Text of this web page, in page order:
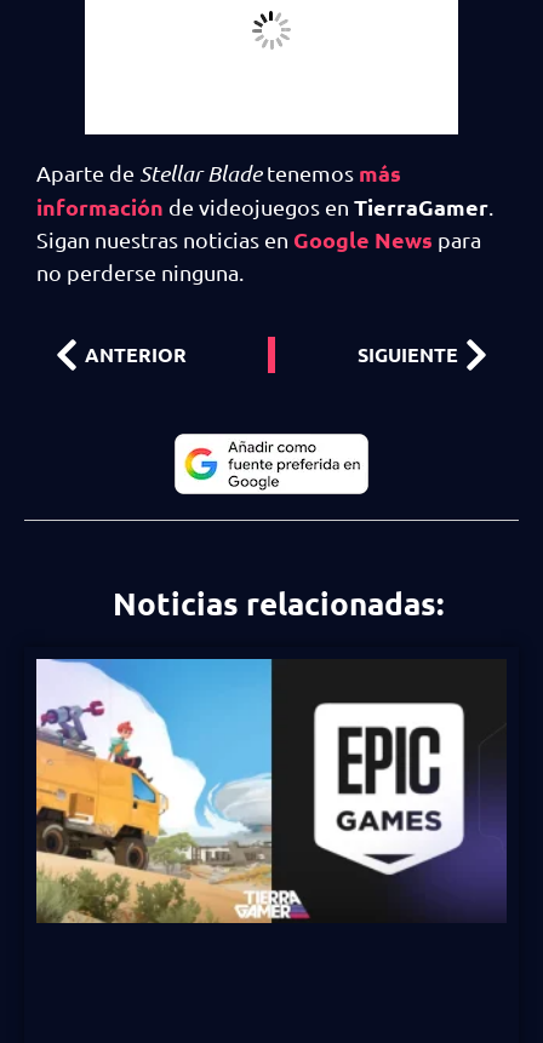
Aparte de Stellar Bladetenemos más
información de videojuegos en TierraGamer
Sigan nuestras noticias en Google News para
no perderse ninguna.
ANTERIOR SIGUIENTE
Noticias relacionadas: